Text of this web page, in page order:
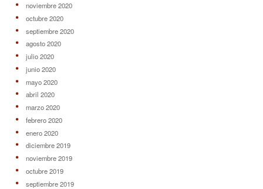
noviembre 2020
octubre 2020
septiembre 2020
agosto 2020
julio 2020
junio 2020
mayo 2020
abril 2020
marzo 2020
febrero 2020
enero 2020
diciembre 2019
noviembre 2019
octubre 2019
septiembre 2019